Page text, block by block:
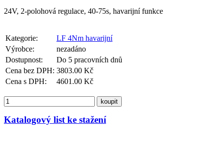
24V, 2-polohová regulace, 40-75s, havarijní funkce
Kategorie:
LF 4Nm havarijní
Výrobce:
nezadáno
Dostupnost:
Do 5 pracovních dnů
Cena bez DPH: 3803.00 Kč
Cena s DPH:
4601.00 Kč
koupit
Katalogový list ke stažení